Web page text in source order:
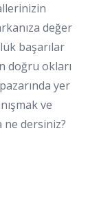
değer
başarılar
doğru okları
yer
ve
ne dersiniz?